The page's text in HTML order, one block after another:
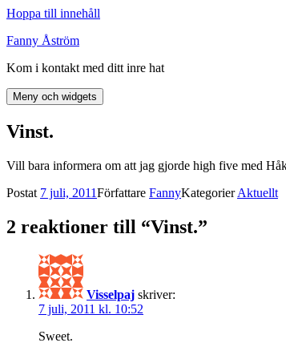
Hoppa till innehåll
Fanny Åström
Kom i kontakt med ditt inre hat
Meny och widgets
Vinst.
Vill bara informera om att jag gjorde high five med
Postat 7 juli, 2011Författare FannyKategorierAktuellt
2 reaktioner till “Vinst.”
Visselpaj skriver:
7 juli, 2011 kl. 10:52
Sweet.